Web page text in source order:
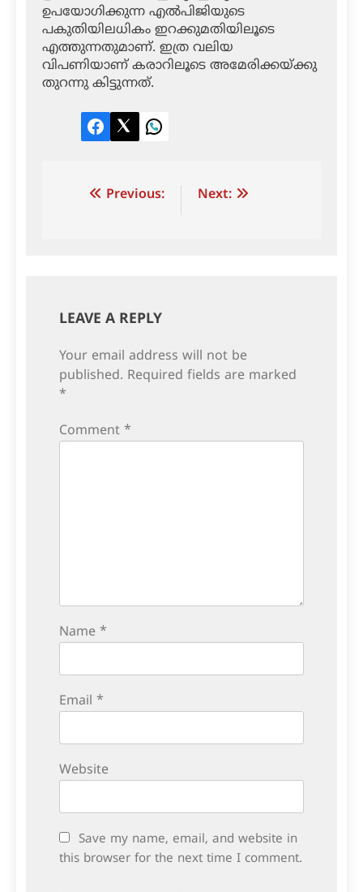
ഉപയോഗിക്കുന്ന എല്‍പിജിയുടെ
പകുതിയിലധികം ഇറക്കുമതിയിലൂടെ
എത്തുന്നതുമാണ്. ഇത്ര വലിയ
വിപണിയാണ് കരാറിലൂടെ അമേരിക്കയ്ക്കു
തുറന്നു കിട്ടുന്നത്.
Facebook
TwitterLinkedIn
Post Previous: Next:
LEAVE A REPLY
Your email address will not be
published. Required fields are marked
*
Comment *
Name *
Email *
Website
Save my name, email, and website in
this browser for the next time I comment.